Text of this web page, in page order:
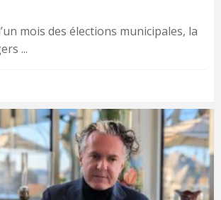
mois des élections municipales, la
...